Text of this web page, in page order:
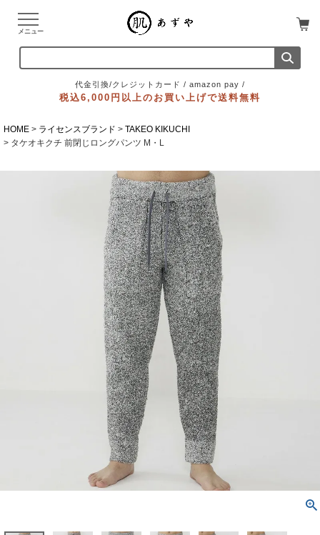
メニュー
代金引換/クレジットカード / amazon pay /
税込6,000円以上のお買い上げで送料無料
HOME ライセンスブランド
TAKEO KIKUCHI
タケオキクチ 前閉じロングパンツ M・L